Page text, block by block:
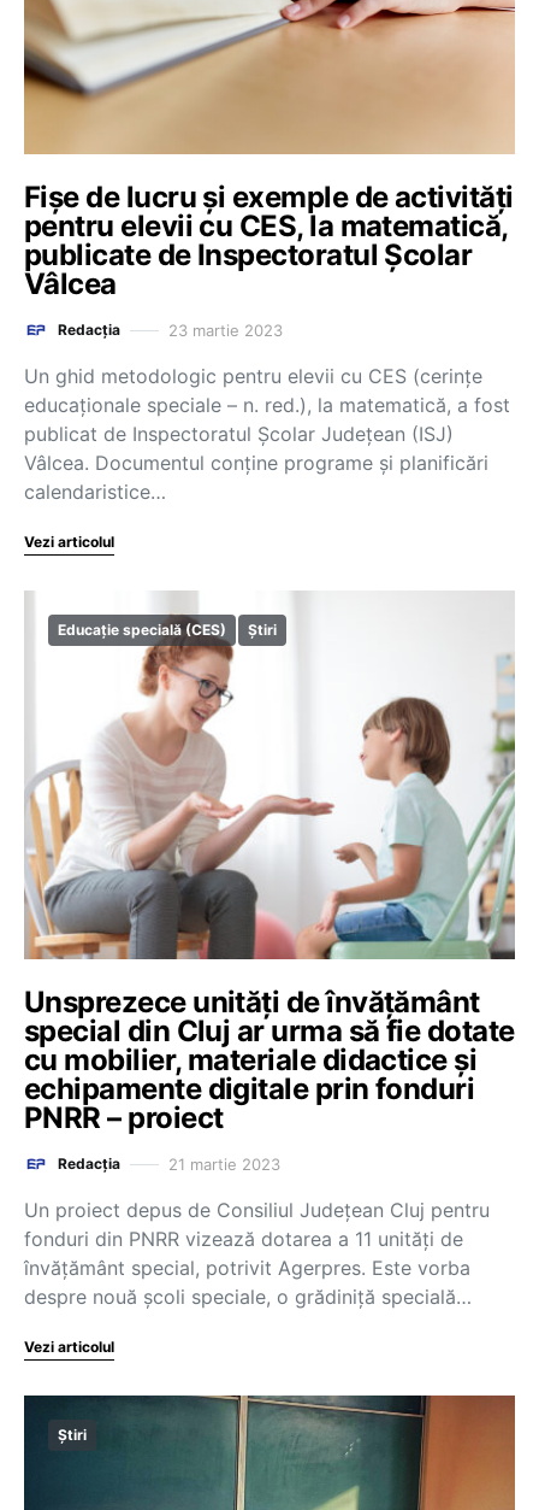
Fișe de lucru și exemple de activități
pentru elevii cu CES, la matematică,
publicate de Inspectoratul Școlar
Vâlcea
Redacția 23 martie 2023
Un ghid metodologic pentru elevii cu CES (cerințe
educaționale speciale – n. red.), la matematică, a fost
publicat de Inspectoratul Școlar Județean (ISJ)
Vâlcea. Documentul conține programe și planificări
calendaristice…
Vezi articolul
Educație specială (CES) Știri
Unsprezece unități de învățământ
special din Cluj ar urma să fie dotate
cu mobilier, materiale didactice și
echipamente digitale prin fonduri
PNRR – proiect
Redacția 21 martie 2023
Un proiect depus de Consiliul Județean Cluj pentru
fonduri din PNRR vizează dotarea a 11 unități de
învățământ special, potrivit Agerpres. Este vorba
despre nouă școli speciale, o grădiniță specială…
Vezi articolul
Știri